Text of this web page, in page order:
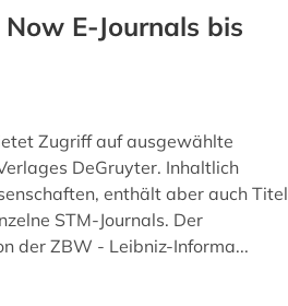
E-Journals bis
Zugriff auf ausgewählte
DeGruyter. Inhaltlich
enthält aber auch Titel
STM-Journals. Der
der ZBW - Leibniz-Informa...